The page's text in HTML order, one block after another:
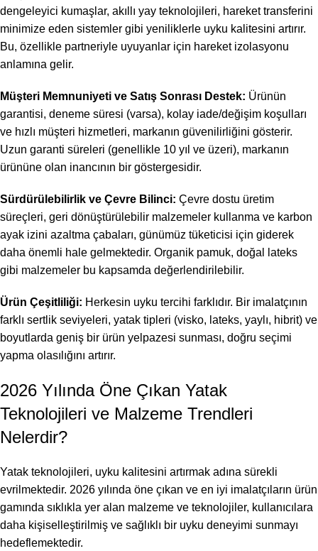
dengeleyici kumaşlar, akıllı yay teknolojileri, hareket transferini
minimize eden sistemler gibi yeniliklerle uyku kalitesini artırır.
Bu, özellikle partneriyle uyuyanlar için hareket izolasyonu
anlamına gelir.
Müşteri Memnuniyeti ve Satış Sonrası Destek: Ürünün
garantisi, deneme süresi (varsa), kolay iade/değişim koşulları
ve hızlı müşteri hizmetleri, markanın güvenilirliğini gösterir.
Uzun garanti süreleri (genellikle 10 yıl ve üzeri), markanın
ürününe olan inancının bir göstergesidir.
Sürdürülebilirlik ve Çevre Bilinci: Çevre dostu üretim
süreçleri, geri dönüştürülebilir malzemeler kullanma ve karbon
ayak izini azaltma çabaları, günümüz tüketicisi için giderek
daha önemli hale gelmektedir. Organik pamuk, doğal lateks
gibi malzemeler bu kapsamda değerlendirilebilir.
Ürün Çeşitliliği: Herkesin uyku tercihi farklıdır. Bir imalatçının
farklı sertlik seviyeleri, yatak tipleri (visko, lateks, yaylı, hibrit) ve
boyutlarda geniş bir ürün yelpazesi sunması, doğru seçimi
yapma olasılığını artırır.
2026 Yılında Öne Çıkan Yatak
Teknolojileri ve Malzeme Trendleri
Nelerdir?
Yatak teknolojileri, uyku kalitesini artırmak adına sürekli
evrilmektedir. 2026 yılında öne çıkan ve en iyi imalatçıların ürün
gamında sıklıkla yer alan malzeme ve teknolojiler, kullanıcılara
daha kişiselleştirilmiş ve sağlıklı bir uyku deneyimi sunmayı
hedeflemektedir.